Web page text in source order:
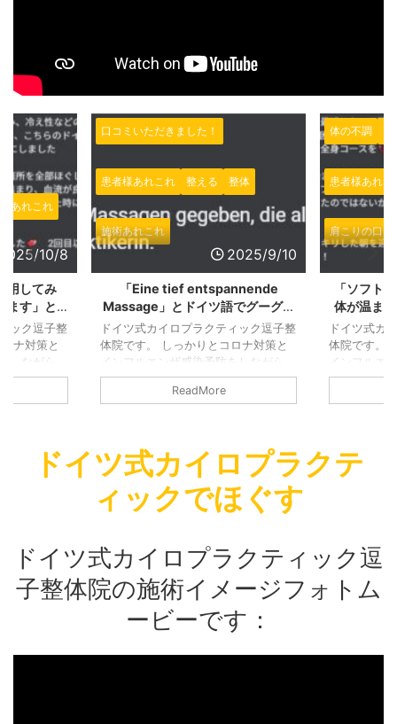
整体
9/10
グーグル
ました！
ック逗子整
ナ対策と
しながら、
お店です
がけており
も時間の
お願いして
必ずマス
体の不調 口コミいただきました！
患者様あれこれ 施術あれこれ
肩こりの口コミ
2025/8/27
「ソフトな施術なのにじんわりと
体が温まり、血流が良くなるのを
実感」とGOOGLEで施術の感想を
いただきました、ありがとうござ
いました！
ドイツ式カイロプラクティック逗子整
体院です。 しっかりとコロナ対策と
インフルエンザ感染予防をしながら、
営業しております。 小さなお店です
ので、継続的に換気をしています。
かりクーラーを利用して換気しつつも
適温を提供できるように心がけており
ます。 施術を受ける方の間も時間の
間隔を十分あけております。 消毒を
徹底しています。 そして：施術を受
着用：施術を受ける方にもお願いして
おります。 施術をする側も必ずマス
...
ReadMore
口コミいただ
患者様あれこ
施術あれこれ
「身体が
きて心
GOOGLE
ました！
ドイツ式カ
体院です。
インフルエ
営業してお
適温を提供
ます。 施
着用：施術
おります。
ドイツ式カイロプラクテ
ィックでほぐす
ドイツ式カイロプラクティック逗
子整体院の施術イメージフォトム
ービーです：